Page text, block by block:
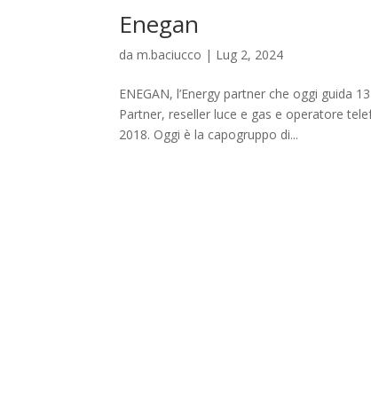
Enegan
dam.baciucco | Lug 2, 2024
ENEGAN, l’Energy partner che oggi guida
Partner, reseller luce e gas e operatore
2018. Oggi è la capogruppo di...